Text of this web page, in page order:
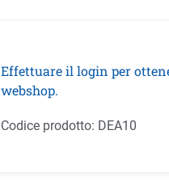
Effettuare il login per
webshop.
Codice prodotto: DEA10